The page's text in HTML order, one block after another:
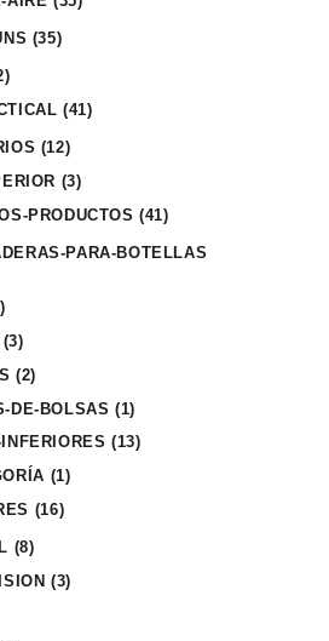
(35)
(41)
(12)
(3)
PRODUCTOS (41)
PARA-BOTELLAS
(3)
(2)
DE-BOLSAS (1)
(13)
(1)
(16)
(8)
(3)